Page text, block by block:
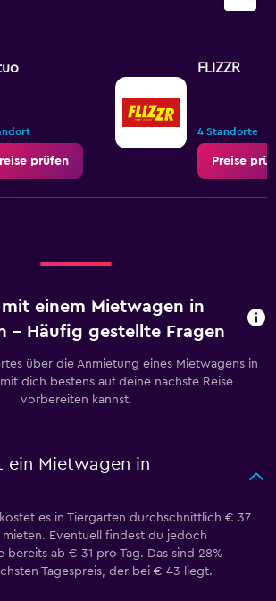
prüfen
FLIZZR
4 Standorte
Preise
mit einem Mietwagen in
– Häufig gestellte Fragen
über die Anmietung eines Mietwagens in
dich bestens auf deine nächste Reise
vorbereiten kannst.
ein Mietwagen in
es in Tiergarten durchschnittlich € 37
mieten. Eventuell findest du jedoch
bereits ab € 31 pro Tag. Das sind 28%
Tagespreis, der bei € 43 liegt.